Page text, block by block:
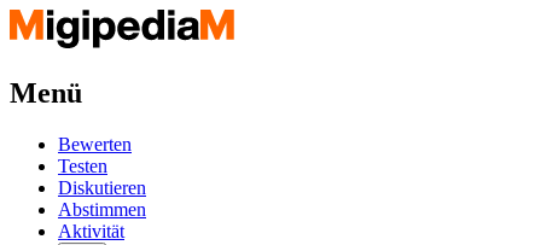
Menü
Bewerten
Testen
Diskutieren
Abstimmen
Aktivität